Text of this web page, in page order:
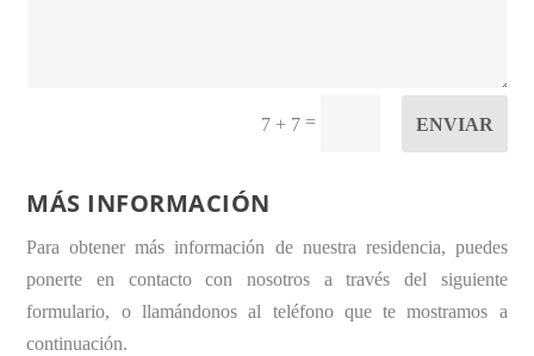
7 + 7= ENVIAR
MÁS INFORMACIÓN
Para obtener más información de nuestra residencia, puedes
ponerte en contacto con nosotros a través del siguiente
formulario, o llamándonos al teléfono que te mostramos a
continuación.